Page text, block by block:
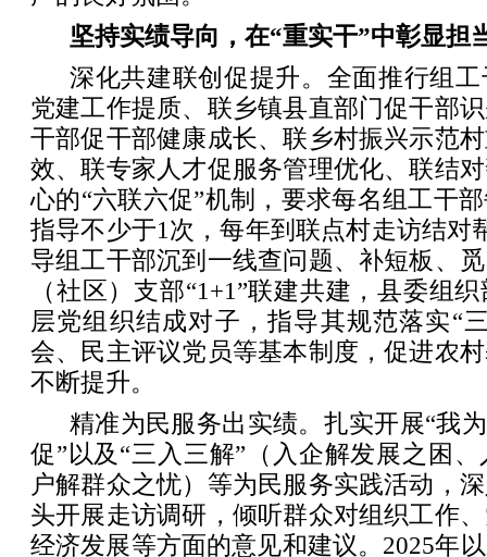
坚持实绩导向，在“重实干”中彰显担
深化共建联创促提升。全面推行组
党建工作提质、联乡镇县直部门促干部
干部促干部健康成长、联乡村振兴示范
效、联专家人才促服务管理优化、联结
心的“六联六促”机制，要求每名组工干
指导不少于1次，每年到联点村走访结对
导组工干部沉到一线查问题、补短板、
（社区）支部“1+1”联建共建，县委组
层党组织结成对子，指导其规范落实“
会、民主评议党员等基本制度，促进农
不断提升。
精准为民服务出实绩。扎实开展“我
促”以及“三入三解”（入企解发展之困
户解群众之忧）等为民服务实践活动，
头开展走访调研，倾听群众对组织工作
经济发展等方面的意见和建议。2025年